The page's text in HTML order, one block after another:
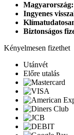
Ingyenes
Biztonságos
Kényelmesen fizethet
Utánvét
Előre utalás